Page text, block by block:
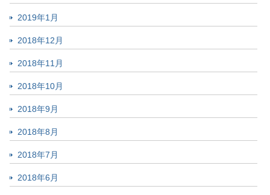
2019年1月
2018年12月
2018年11月
2018年10月
2018年9月
2018年8月
2018年7月
2018年6月